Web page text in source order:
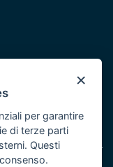
2014/2020 -
×
per garantire
di terze parti
Questi